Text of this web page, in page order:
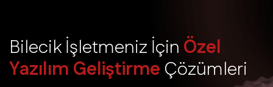
Bilecikİşletmeniz İçin Özel
Yazılım Geliştirme Çözümleri